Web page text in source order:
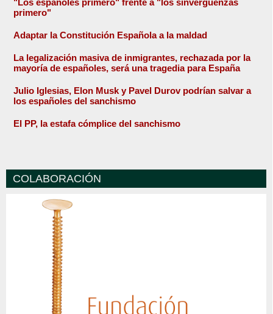
primero"
Adaptar la Constitución Española a la maldad
La legalización masiva de inmigrantes, rechazada por la
mayoría de españoles, será una tragedia para España
Julio Iglesias, Elon Musk y Pavel Durov podrían salvar a
los españoles del sanchismo
El PP, la estafa cómplice del sanchismo
COLABORACIÓN